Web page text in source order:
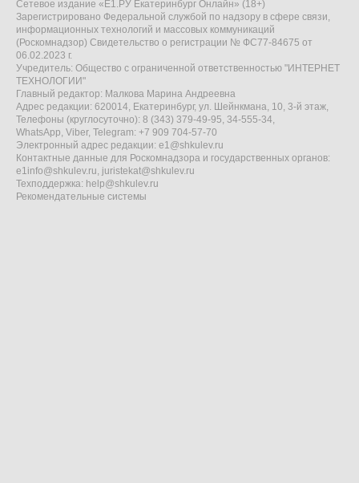
Сетевое издание «Е1.РУ Екатеринбург Онлайн» (18+)
Зарегистрировано Федеральной службой по надзору в сфере связи,
информационных технологий и массовых коммуникаций
(Роскомнадзор) Свидетельство о регистрации № ФС77-84675 от
06.02.2023 г.
Учредитель: Общество с ограниченной ответственностью "ИНТЕРНЕТ
ТЕХНОЛОГИИ"
Главный редактор: Малкова Марина Андреевна
Адрес редакции: 620014, Екатеринбург, ул. Шейнкмана, 10, 3-й этаж,
Телефоны (круглосуточно): 8 (343) 379-49-95, 34-555-34,
WhatsApp, Viber, Telegram: +7 909 704-57-70
Электронный адрес редакции: e1@shkulev.ru
Контактные данные для Роскомнадзора и государственных органов:
e1info@shkulev.ru, juristekat@shkulev.ru
Техподдержка: help@shkulev.ru
Рекомендательные системы